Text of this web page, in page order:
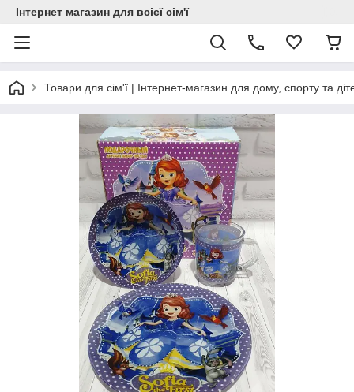
Інтернет магазин для всієї сім'ї
Товари для сім'ї | Інтернет-магазин для дому, спорту та